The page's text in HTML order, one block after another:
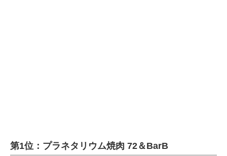
第1位：プラネタリウム焼肉 72＆BarB